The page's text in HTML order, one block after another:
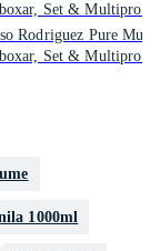
Set &
Rodriguez Pure Musc
Set &
1000ml